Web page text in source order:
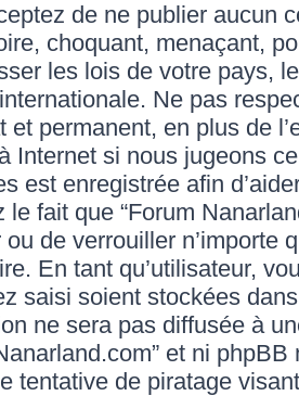
de ne publier aucun
choquant, menaçant,
les lois de votre pays,
Ne pas
et permanent, en plus de
Internet si nous jugeons
est enregistrée afin
le fait que “Forum
ou de verrouiller n’importe
En tant qu’utilisateur,
saisi soient stockées
ne sera pas diffusée à
et ni
tentative de piratage